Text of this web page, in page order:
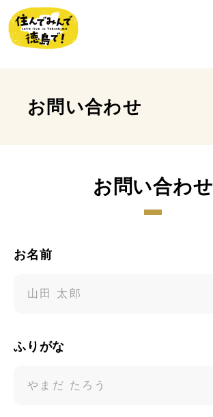
お問い合わせ
お問い合わせ
お名前
ふりがな